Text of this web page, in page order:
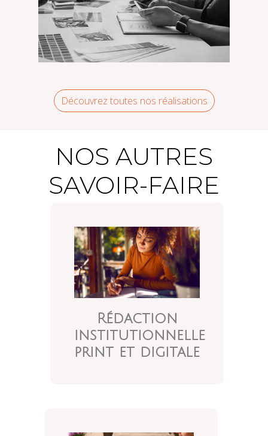
d’infographies
Découvrez toutes nos réalisations
NOS AUTRES
SAVOIR-FAIRE
Rédaction
institutionnelle
print et digitale